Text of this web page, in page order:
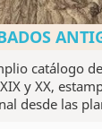
catálogo
y XX,
desde las